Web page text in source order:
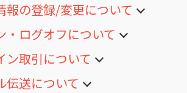
報の登録/変更について
・ログオフについて
ン取引について
伝送について